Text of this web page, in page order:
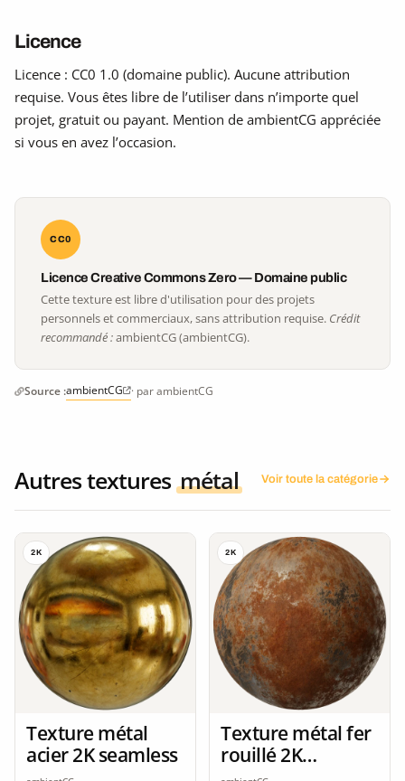
Licence
Licence : CC0 1.0 (domaine public). Aucune attribution
requise. Vous êtes libre de l’utiliser dans n’importe quel
projet, gratuit ou payant. Mention de ambientCG appréciée
si vous en avez l’occasion.
CC0
Licence Creative Commons Zero — Domaine public
Cette texture est libre d'utilisation pour des projets
personnels et commerciaux, sans attribution requise. Crédit
recommandé :ambientCG (ambientCG).
Source :ambientCG · par ambientCG
Autres textures métal Voir toute la catégorie
2K
Texture métal
acier 2K seamless
2K
Texture métal fer
rouillé 2K